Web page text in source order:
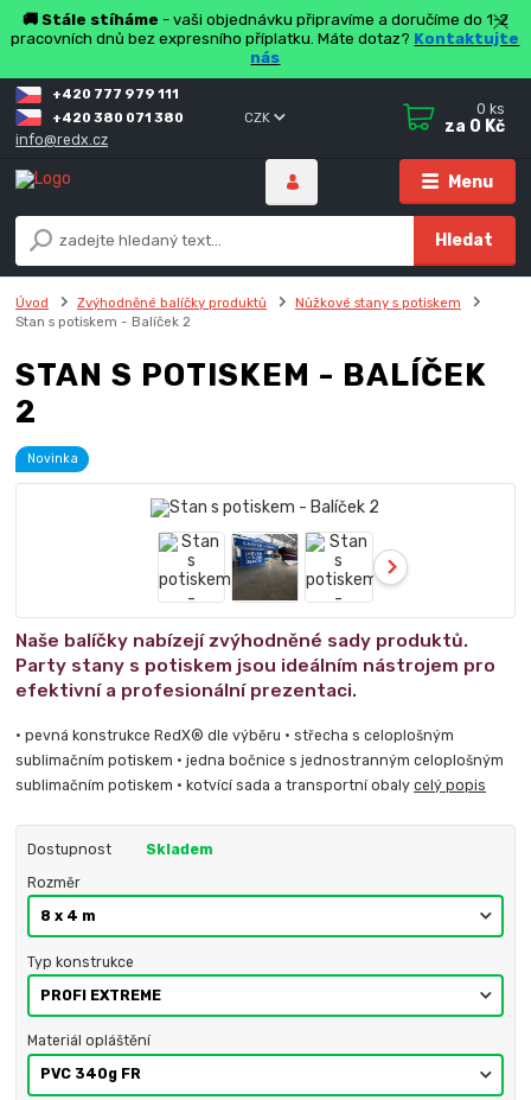
🚚 Stále stíháme - vaši objednávku připravíme a doručíme do 1-2
pracovních dnů bez expresního příplatku. Máte dotaz? Kontaktujte
nás
Menu
CZK
Hledat
+420 777 979 111
+420 380 071 380
info@redx.cz
0 ks
za 0 Kč
Úvod Zvýhodněné balíčky produktů
Nůžkové stany s potiskem
Stan s potiskem - Balíček 2
STAN S POTISKEM - BALÍČEK
2
Novinka
Naše balíčky nabízejí zvýhodněné sady produktů.
Party stany s potiskem jsou ideálním nástrojem pro
efektivní a profesionální prezentaci.
• pevná konstrukce RedX® dle výběru • střecha s celoplošným
sublimačním potiskem • jedna bočnice s jednostranným celoplošným
sublimačním potiskem • kotvící sada a transportní obalycelý popis
Dostupnost Skladem
Rozměr
Typ konstrukce
Materiál opláštění